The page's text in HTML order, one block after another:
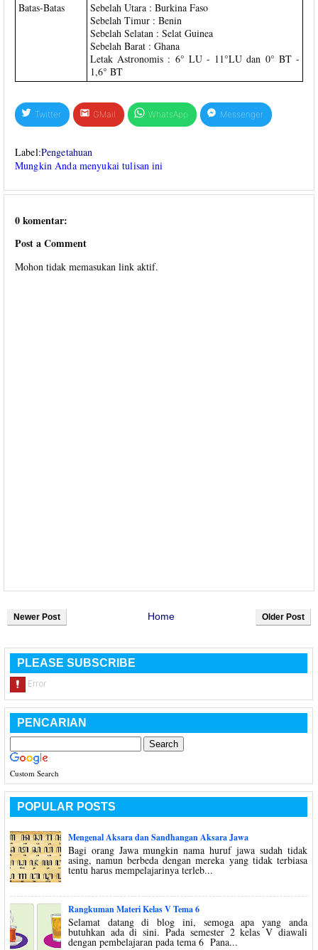
Batas-Batas
Sebelah Utara : Burkina Faso
Sebelah Timur : Benin
Sebelah Selatan : Selat Guinea
Sebelah Barat : Ghana
Letak Astronomis : 6° LU - 11°LU dan 0° BT -
1,6° BT
Twitter GMail WhatsApp Messenger
Label:Pengetahuan
Mungkin Anda menyukai tulisan ini
0 komentar:
Post a Comment
Mohon tidak memasukan link aktif.
Newer Post Older Post
Home
PLEASE SUBSCRIBE
PENCARIAN
Custom Search
POPULAR POSTS
Mengenal Aksara dan Sandhangan Aksara Jawa
Bagi orang Jawa mungkin nama huruf jawa sudah tidak
asing, namun berbeda dengan mereka yang tidak terbiasa
tentu harus mempelajarinya terleb...
Rangkuman Materi Kelas V Tema 6
Selamat datang di blog ini, semoga apa yang anda
butuhkan ada di sini. Pada semester 2 kelas V diawali
dengan pembelajaran pada tema 6 Pana...